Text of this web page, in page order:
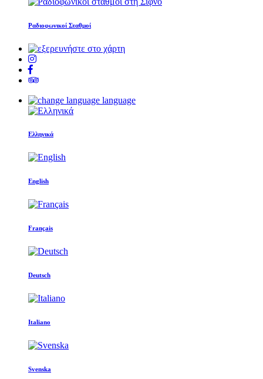
Ραδιοφωνικοί Σταθμοί
language
Ελληνικά
English
Français
Deutsch
Italiano
Svenska